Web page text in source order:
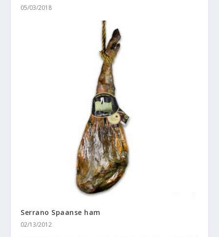
05/03/2018
Serrano Spaanse ham
02/13/2012